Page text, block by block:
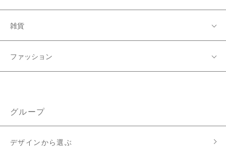
雑貨
ファッション
グループ
デザインから選ぶ